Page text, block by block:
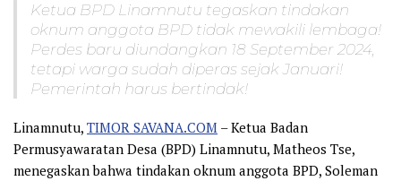
Ketua BPD Linamnutu tegaskan tindakan
oknum anggota BPD tidak mewakili lembaga!
Perdes baru diundangkan 18 September 2024,
tetapi warga sudah diperas sejak Januari!
Pemerintah harus bertindak!
Linamnutu, TIMOR SAVANA.COM – Ketua Badan
Permusyawaratan Desa (BPD) Linamnutu, Matheos Tse,
menegaskan bahwa tindakan oknum anggota BPD, Soleman